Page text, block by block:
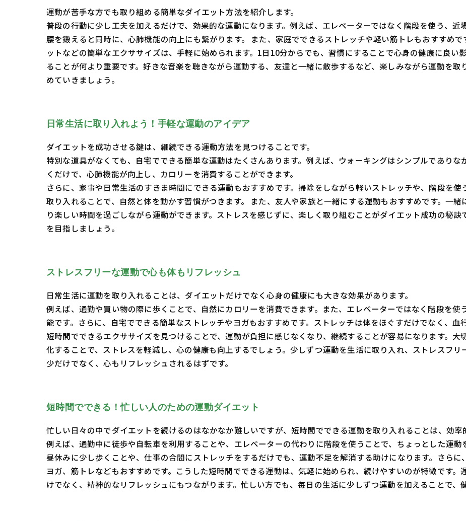
運動が苦手な方でも取り組める簡単なダイエット方法を紹介します。
普段の行動に少し工夫を加えるだけで、効果的な運動になります。例えば、エレベーターではなく階段を使う、近
腰を鍛えると同時に、心肺機能の向上にも繋がります。 また、家庭でできるストレッチや軽い筋トレもおすすめ
ットなどの簡単なエクササイズは、手軽に始められます。1日10分からでも、習慣にすることで心身の健康に良い
ることが何より重要です。好きな音楽を聴きながら運動する、友達と一緒に散歩するなど、楽しみながら運動を
めていきましょう。
日常生活に取り入れよう！手軽な運動のアイデア
ダイエットを成功させる鍵は、継続できる運動方法を見つけることです。
特別な道具がなくても、自宅でできる簡単な運動はたくさんあります。例えば、ウォーキングはシンプルであり
くだけで、心肺機能が向上し、カロリーを消費することができます。
さらに、家事や日常生活のすきま時間にできる運動もおすすめです。掃除をしながら軽いストレッチや、階段を
取り入れることで、自然と体を動かす習慣がつきます。 また、友人や家族と一緒にする運動もおすすめです。一
り楽しい時間を過ごしながら運動ができます。ストレスを感じずに、楽しく取り組むことがダイエット成功の秘
を目指しましょう。
ストレスフリーな運動で心も体もリフレッシュ
日常生活に運動を取り入れることは、ダイエットだけでなく心身の健康にも大きな効果があります。
例えば、通勤や買い物の際に歩くことで、自然にカロリーを消費できます。また、エレベーターではなく階段を
能です。さらに、自宅でできる簡単なストレッチやヨガもおすすめです。ストレッチは体をほぐすだけでなく、血
短時間でできるエクササイズを見つけることで、運動が負担に感じなくなり、継続することが容易になります。大
化することで、ストレスを軽減し、心の健康も向上するでしょう。少しずつ運動を生活に取り入れ、ストレスフ
少だけでなく、心もリフレッシュされるはずです。
短時間でできる！忙しい人のための運動ダイエット
忙しい日々の中でダイエットを続けるのはなかなか難しいですが、短時間でできる運動を取り入れることは、効率
例えば、通勤中に徒歩や自転車を利用することや、エレベーターの代わりに階段を使うことで、ちょっとした運動
昼休みに少し歩くことや、仕事の合間にストレッチをするだけでも、運動不足を解消する助けになります。さら
ヨガ、筋トレなどもおすすめです。こうした短時間でできる運動は、気軽に始められ、続けやすいのが特徴です
けでなく、精神的なリフレッシュにもつながります。忙しい方でも、毎日の生活に少しずつ運動を加えることで、